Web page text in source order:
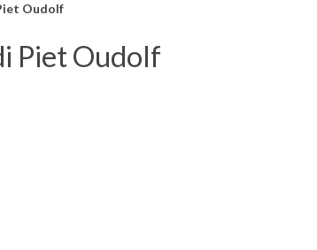
Oudolf
Piet Oudolf